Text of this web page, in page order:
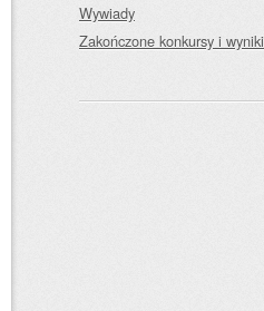
Wywiady
Zakończone konkursy i wyniki